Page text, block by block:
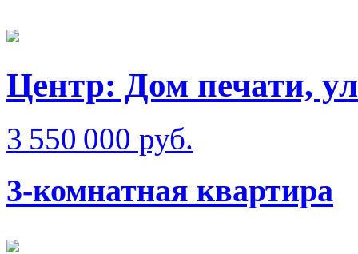
Центр: Дом печати,
3 550 000 руб.
3-комнатная квартира